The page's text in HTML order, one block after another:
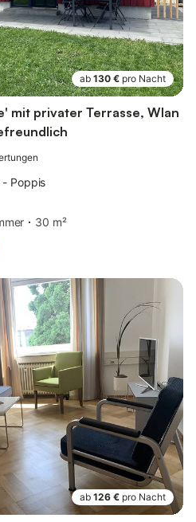
ab 130 € pro Nacht
mit privater Terrasse, Wlan
- Poppis
30 m²
ab 126 € pro Nacht